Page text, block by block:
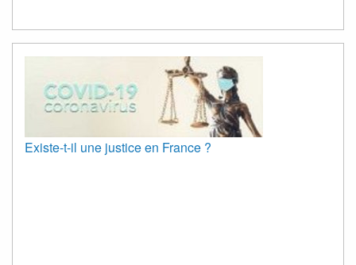
Existe-t-il une justice en France ?